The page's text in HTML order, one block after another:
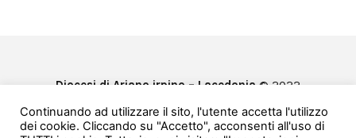
Diocesi di Ariano irpino – Lacedonia © 2022
Privacy & Cookie Policy
Powered bye-Direct
Continuando ad utilizzare il sito, l'utente accetta l'utilizzo
dei cookie. Cliccando su "Accetto", acconsenti all'uso di